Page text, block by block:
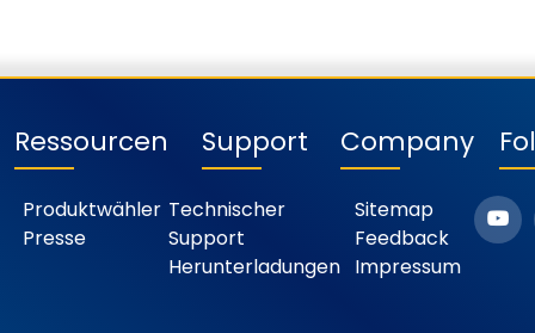
Ressourcen
Produktwähler
Presse
Support
Technischer
Support
Herunterladungen
Company
Sitemap
Feedback
Impressum